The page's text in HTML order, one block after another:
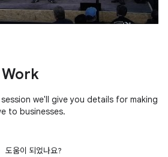
we'll give you details for making
to businesses.
도움이 되었나요?